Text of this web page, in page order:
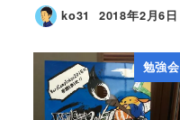
ko31 2018年2月6日
勉強会